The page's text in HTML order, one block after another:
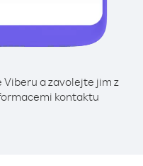
a zavolejte jim z
kontaktu